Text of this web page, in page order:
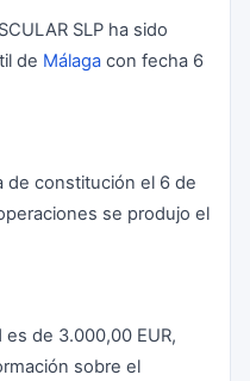
SLP ha sido
de Málaga con fecha 6
de constitución el 6 de
se produjo el
es de 3.000,00 EUR,
sobre el